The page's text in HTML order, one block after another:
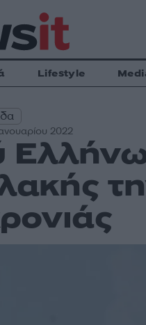
Lifestyle
2022